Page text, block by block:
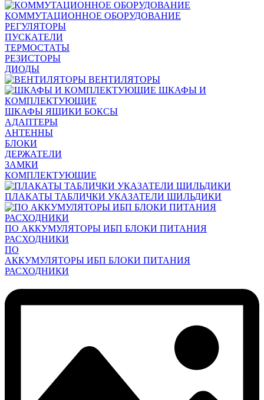
КОММУТАЦИОННОЕ ОБОРУДОВАНИЕ
РЕГУЛЯТОРЫ
ПУСКАТЕЛИ
ТЕРМОСТАТЫ
РЕЗИСТОРЫ
ДИОДЫ
ВЕНТИЛЯТОРЫ
ШКАФЫ И
КОМПЛЕКТУЮЩИЕ
ШКАФЫ ЯЩИКИ БОКСЫ
АДАПТЕРЫ
АНТЕННЫ
БЛОКИ
ДЕРЖАТЕЛИ
ЗАМКИ
КОМПЛЕКТУЮЩИЕ
ПЛАКАТЫ ТАБЛИЧКИ УКАЗАТЕЛИ ШИЛЬДИКИ
ПО АККУМУЛЯТОРЫ ИБП БЛОКИ ПИТАНИЯ
РАСХОДНИКИ
ПО
АККУМУЛЯТОРЫ ИБП БЛОКИ ПИТАНИЯ
РАСХОДНИКИ